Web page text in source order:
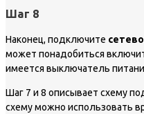
Шаг 8
Наконец, подключите
может понадобиться
имеется выключатель
Шаг 7 и 8 описывает схему
схему можно использовать